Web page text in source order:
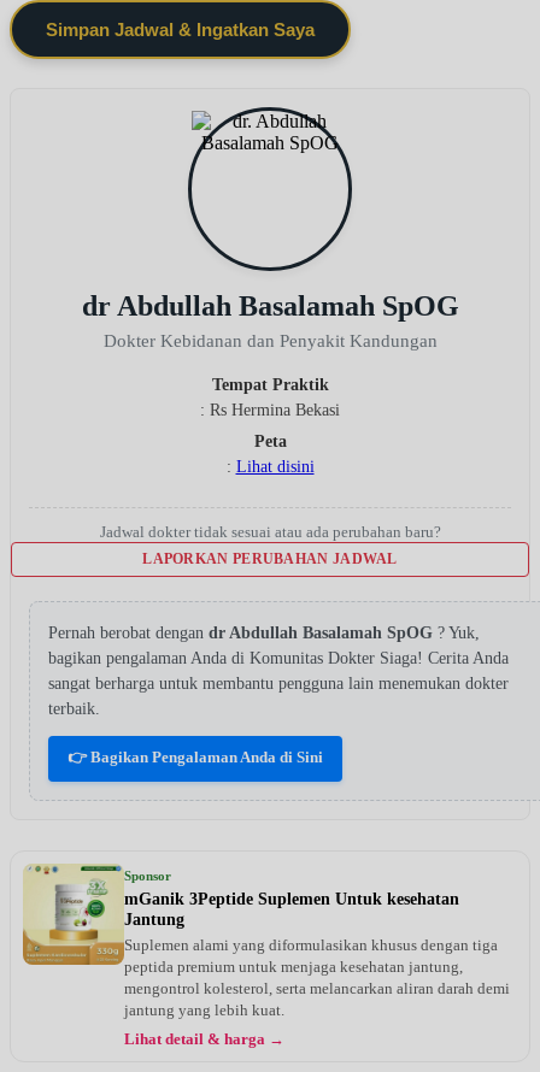
Simpan Jadwal & Ingatkan Saya
dr Abdullah Basalamah SpOG
Dokter Kebidanan dan Penyakit Kandungan
Tempat Praktik
: Rs Hermina Bekasi
Peta
: Lihat disini
Jadwal dokter tidak sesuai atau ada perubahan baru?
LAPORKAN PERUBAHAN JADWAL
Pernah berobat dengan dr Abdullah Basalamah SpOG ? Yuk,
bagikan pengalaman Anda di Komunitas Dokter Siaga! Cerita Anda
sangat berharga untuk membantu pengguna lain menemukan dokter
terbaik.
👉 Bagikan Pengalaman Anda di Sini
Sponsor
mGanik 3Peptide Suplemen Untuk kesehatan
Jantung
Suplemen alami yang diformulasikan khusus dengan tiga
peptida premium untuk menjaga kesehatan jantung,
mengontrol kolesterol, serta melancarkan aliran darah demi
jantung yang lebih kuat.
Lihat detail & harga →